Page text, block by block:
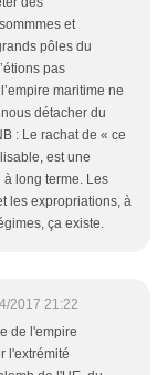
et
pôles du
pas
maritime ne
détacher du
: Le rachat de « ce
est une
long terme. Les
les expropriations, à
ça existe.
2017 21:22
de l'empire
l'extrémité